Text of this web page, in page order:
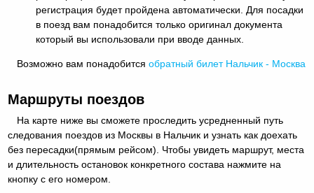
регистрация будет пройдена автоматически. Для посадки
в поезд вам понадобится только оригинал документа
который вы использовали при вводе данных.
Возможно вам понадобитсяобратный билет Нальчик - Москва
Маршруты поездов
На карте ниже вы сможете проследить усредненный путь
следования поездов из Москвы в Нальчик и узнать как доехать
без пересадки(прямым рейсом). Чтобы увидеть маршрут, места
и длительность остановок конкретного состава нажмите на
кнопку с его номером.